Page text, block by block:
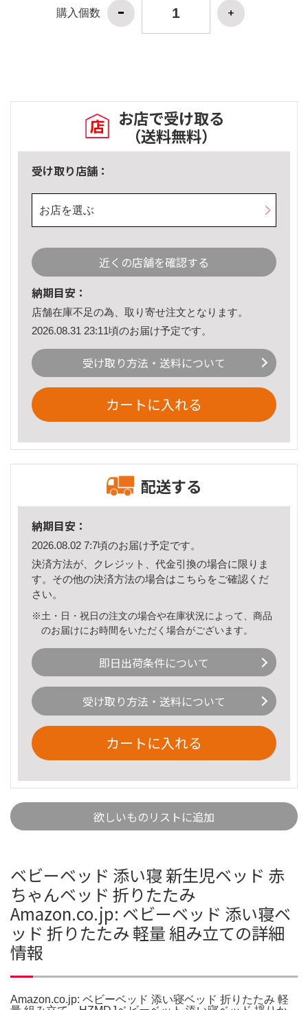
購入個数
お店で受け取る
（送料無料）
受け取り店舗：
お店を選ぶ
近くの店舗を確認する
納期目安：
店舗在庫不足の為、取り寄せ注文となります。
2026.08.31 23:11頃のお届け予定です。
受け取り方法・送料について
カートに入れる
配送する
納期目安：
2026.08.02 7:7頃のお届け予定です。
決済方法が、クレジット、代金引換の場合に限りま
す。その他の決済方法の場合はこちら をご確認くだ
さい。
※土・日・祝日の注文の場合や在庫状況によって、商品
のお届けにお時間をいただく場合がございます。
即日出荷条件について
受け取り方法・送料について
カートに入れる
欲しいものリストに追加
ベビーベッド 添い寝 新生児ベッド 赤
ちゃんベッド 折りたたみ
Amazon.co.jp: ベビーベッド 添い寝ベ
ッド 折りたたみ 軽量 組み立ての詳細
情報
Amazon.co.jp: ベビーベッド 添い寝ベッド 折りたたみ 軽